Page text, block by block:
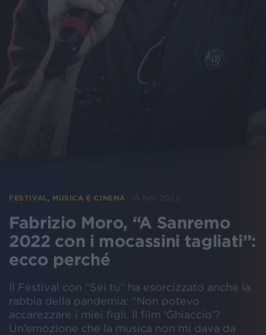
FESTIVAL, MUSICA E CINEMA 16 feb 2022
Fabrizio Moro, “A Sanremo
2022 con i mocassini tagliati”:
ecco perché
Il Festival con “Sei tu” ha esorcizzato anche la
rabbia della pandemia: “Non potevo
accarezzare i miei figli. Il film ‘Ghiaccio’?
Un’emozione che la musica non mi dava da